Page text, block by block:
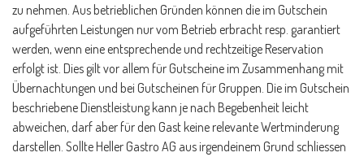
zu nehmen. Aus betrieblichen Gründen können die im Gutschein
aufgeführten Leistungen nur vom Betrieb erbracht resp. garantiert
werden, wenn eine entsprechende und rechtzeitige Reservation
erfolgt ist. Dies gilt vor allem für Gutscheine im Zusammenhang mit
Übernachtungen und bei Gutscheinen für Gruppen. Die im Gutschein
beschriebene Dienstleistung kann je nach Begebenheit leicht
abweichen, darf aber für den Gast keine relevante Wertminderung
darstellen. Sollte Heller Gastro AG aus irgendeinem Grund schliessen